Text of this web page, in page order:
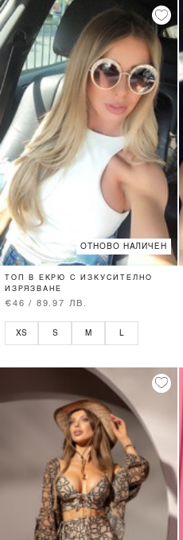
ОТНОВО НАЛИЧЕН
ТОП В ЕКРЮ С ИЗКУСИТЕЛНО
ИЗРЯЗВАНЕ
€46 / 89.97 ЛВ.
XS S M